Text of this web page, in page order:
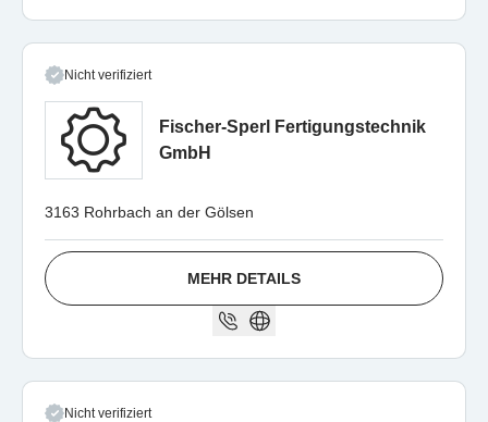
Nicht verifiziert
Fischer-Sperl Fertigungstechnik
GmbH
3163 Rohrbach an der Gölsen
MEHR DETAILS
Nicht verifiziert